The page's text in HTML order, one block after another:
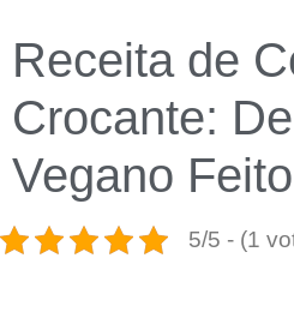
Receita de
Crocante:
Vegano
5/5 - (1